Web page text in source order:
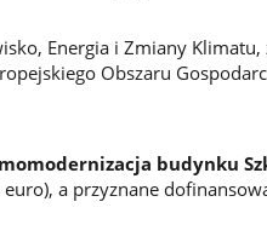
Energia i Zmiany Klimatu,
Obszaru
budynku
a przyznane